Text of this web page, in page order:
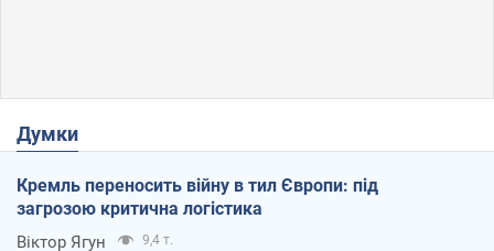
Думки
Кремль переносить війну в тил Європи: під
загрозою критична логістика
Віктор Ягун 9,4 т.